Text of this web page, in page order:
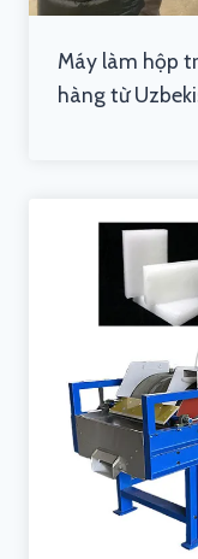
Máy làm hộp
hàng từ